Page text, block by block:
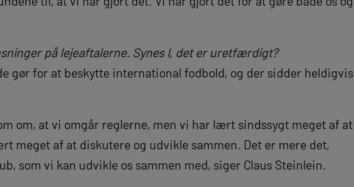
på lejeaftalerne. Synes I, det er uretfærdigt?
gør for at beskytte international fodbold, og der sidder heldigvis
om, at vi omgår reglerne, men vi har lært sindssygt meget af at
meget af at diskutere og udvikle sammen. Det er mere det,
som vi kan udvikle os sammen med, siger Claus Steinlein.